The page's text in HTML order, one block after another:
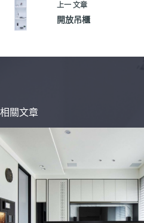
上一 文章
開放吊櫃
相關文章